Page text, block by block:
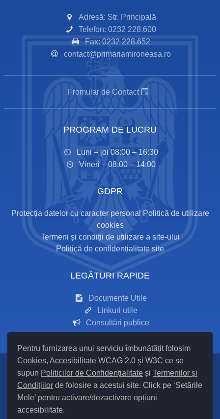
Pentru furnizarea unui serviciu îmbunătățit folosim
Cookies, Accesibilitate WCAG 2.0 și W3C ce se
supun Politicilor de Confidențialitate și Termenilor și
Condițiilor de folosire a acestui site. Click pe ‘Setările
Mele’ pentru activare/dezactivare opțiuni
accesibilitate.
Adresă: Str. Principală
Telefon: 0232 228.600
Fax: 0232 228.652
contact@primariamironeasa.ro
Fromular de Contact
PROGRAM DE LUCRU
Luni – joi 08:00 – 16:30
Vineri – 08:00 – 14:00
GDPR
Protecția datelor cu caracter personal
Politică de utilizare
cookies
Termeni și condiții de utilizare a site-ului
Politică de confidențialitate site
LEGĂTURI RAPIDE
Documente Utile
Linkuri utile
Consultări publice
Setări Cookies și Accesibilitate
Cod Județ 24 / Județul Iași / Tipul UAT – 14 – C – Comună / Codul